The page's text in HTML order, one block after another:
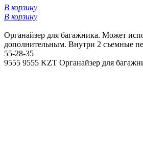
В корзину
В корзину
Органайзер для багажника. Может
дополнительным. Внутри 2 съемные
55-28-35
9555 9555 KZT Органайзер для